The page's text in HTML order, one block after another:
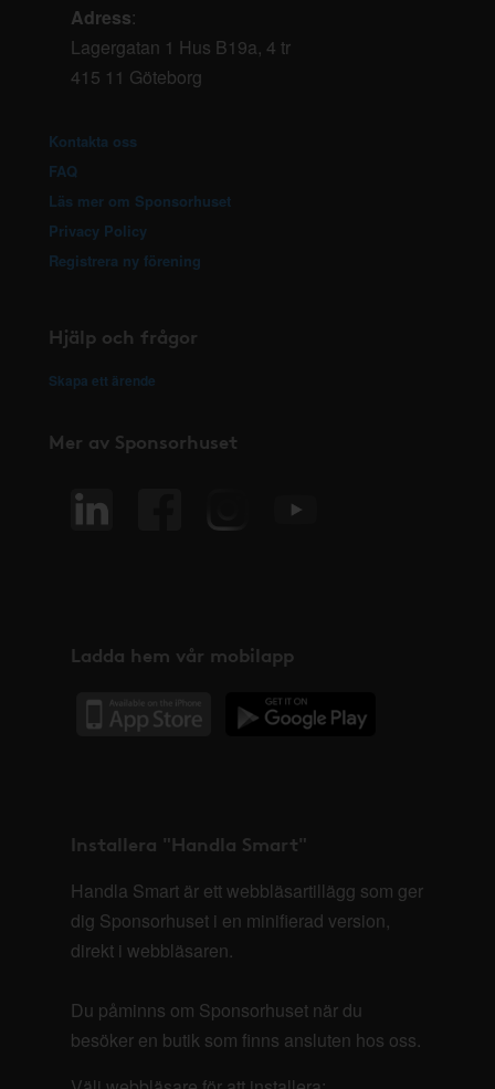
Adress:
Lagergatan 1 Hus B19a, 4 tr
415 11 Göteborg
Kontakta oss
FAQ
Läs mer om Sponsorhuset
Privacy Policy
Registrera ny förening
Hjälp och frågor
Skapa ett ärende
Mer av Sponsorhuset
Ladda hem vår mobilapp
Installera "Handla Smart"
Handla Smart är ett webbläsartillägg som ger
dig Sponsorhuset i en minifierad version,
direkt i webbläsaren.
Du påminns om Sponsorhuset när du
besöker en butik som finns ansluten hos oss.